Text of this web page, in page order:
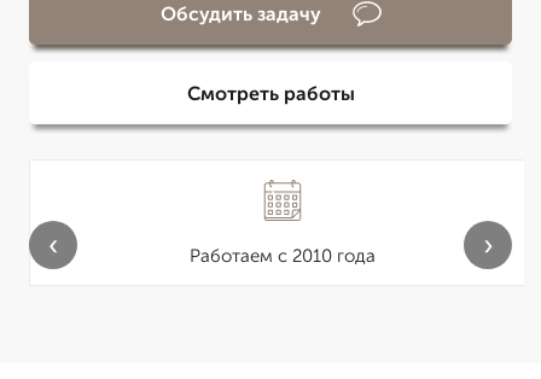
Обсудить задачу
Смотреть работы
Работаем с 2010 года
‹ ›